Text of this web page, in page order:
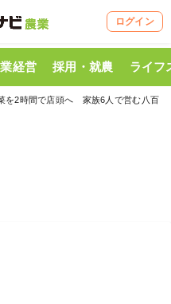
ログイン
経営 採用・就農 ライフ
を2時間で店頭へ 家族6人で営む八百